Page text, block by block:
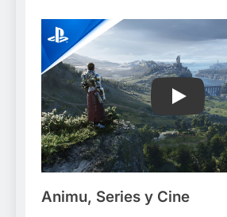
Play
Animu, Series y Cine